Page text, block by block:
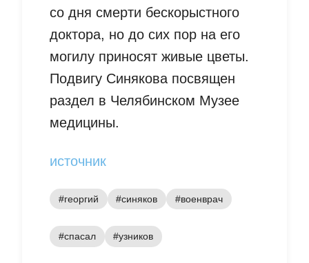
со дня смерти бескорыстного
доктора, но до сих пор на его
могилу приносят живые цветы.
Подвигу Синякова посвящен
раздел в Челябинском Музее
медицины.
источник
#георгий #синяков #военврач
#спасал #узников